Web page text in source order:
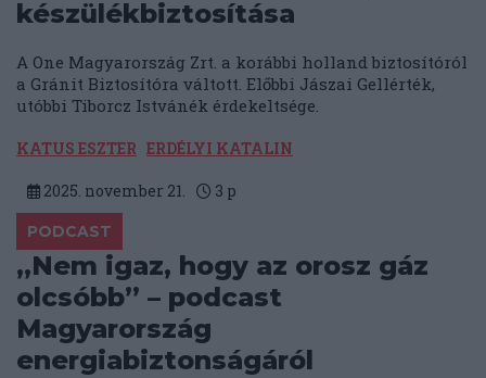
készülékbiztosítása
A One Magyarország Zrt. a korábbi holland biztosítóról
a Gránit Biztosítóra váltott. Előbbi Jászai Gellérték,
utóbbi Tiborcz Istvánék érdekeltsége.
KATUS ESZTER ERDÉLYI KATALIN
2025. november 21. 3 p
PODCAST
„Nem igaz, hogy az orosz gáz
olcsóbb” – podcast
Magyarország
energiabiztonságáról